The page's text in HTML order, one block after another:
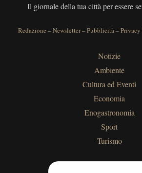
Il giornale della tua città per essere
Redazione –Newsletter–Pubblicità–
Notizie
Ambiente
Cultura ed Eventi
Economia
Enogastronomia
Sport
Turismo